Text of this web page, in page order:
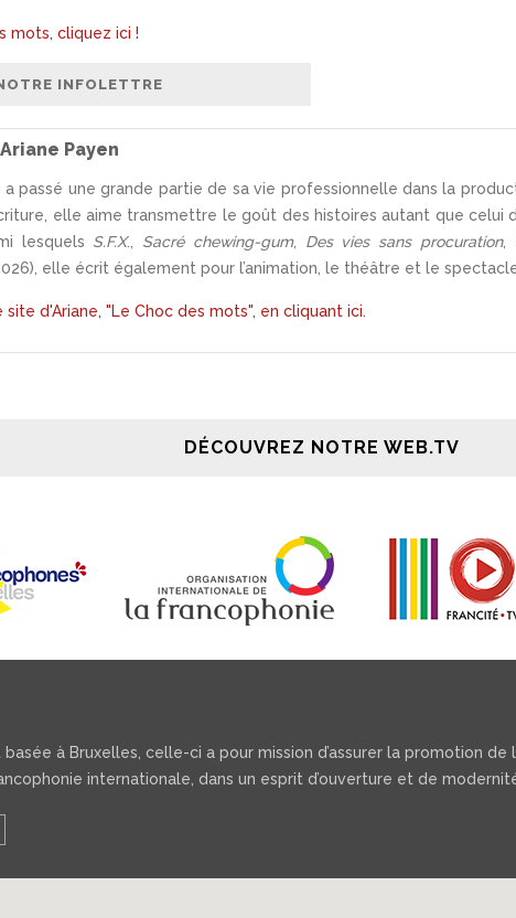
mots, cliquez ici !
Payen
a passé une grande partie de sa vie professionnelle dans la
elle aime transmettre le goût des histoires autant que
lesquels S.F.X., Sacré chewing-gum, Des vies sans procuration,
elle écrit également pour l’animation, le théâtre et le
site d'Ariane, "Le Choc des mots", en cliquant ici.
DÉCOUVREZ NOTRE WEB.TV
à Bruxelles, celle-ci a pour mission d’assurer la promotion de
internationale, dans un esprit d’ouverture et de